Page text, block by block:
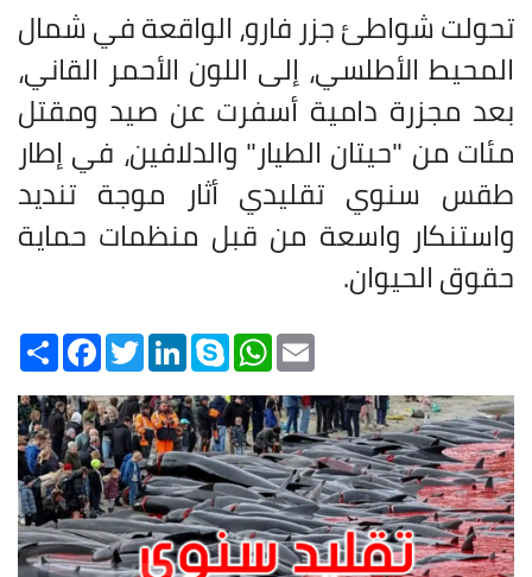
تحولت شواطئ جزر فارو، الواقعة في شمال
المحيط الأطلسي، إلى اللون الأحمر القاني،
بعد مجزرة دامية أسفرت عن صيد ومقتل
مئات من "حيتان الطيار" والدلافين، في إطار
طقس سنوي تقليدي أثار موجة تنديد
واستنكار واسعة من قبل منظمات حماية
حقوق الحيوان.
Share
FacebookTwitterLinkedInSkype
WhatsAppEmail